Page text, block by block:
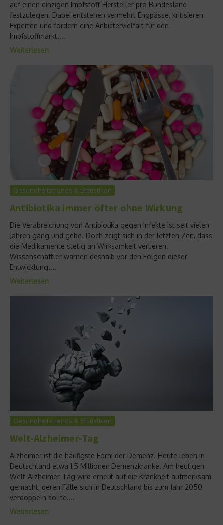
auf einen einzigen Impfstoff-Hersteller pro Bundesland
festzulegen. Dabei entstehen vermehrt Engpässe, kritisieren
Experten und fordern eine Anbietervielfalt für den
Impfstoffmarkt....
Weiterlesen
Gesundheitstrends & Statistiken
Antibiotika immer öfter ohne Wirkung
Die Verabreichung von Antibiotika gegen Infekte ist seit vielen
Jahren gang und gebe. Doch zeigt sich in der letzten Zeit, dass
die Medikamente stetig an Wirksamkeit verlieren.
Wissenschaftler warnen deshalb vor den Folgen dieser
Entwicklung....
Weiterlesen
Gesundheitstrends & Statistiken
Welt-Alzheimer-Tag
Alzheimer ist die häufigste Form der Demenz. Heute leben in
Deutschland etwa 1,5 Millionen Demenzkranke. Am heutigen
Welt-Alzheimer-Tag wird erneut auf die Krankheit aufmerksam
gemacht, deren Fälle sich in Deutschland bis zum Jahr 2050
verdoppeln sollte....
Weiterlesen